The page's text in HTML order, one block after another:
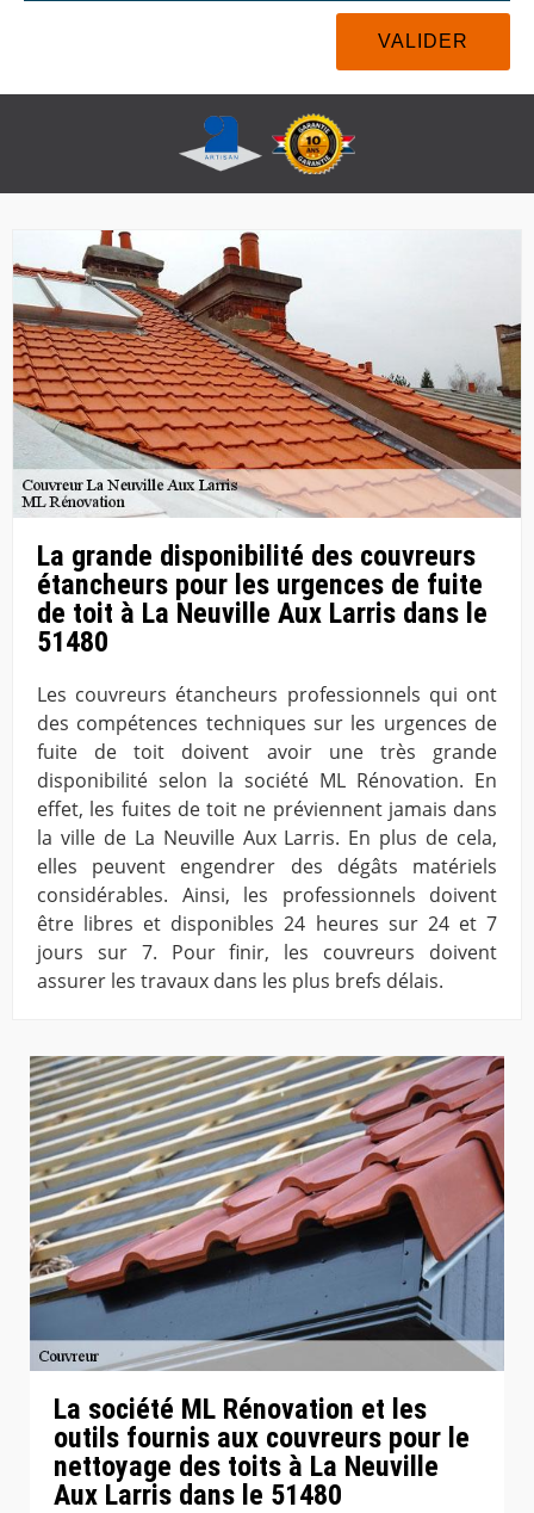
La grande disponibilité des couvreurs
étancheurs pour les urgences de fuite
de toit à La Neuville Aux Larris dans le
51480
Les couvreurs étancheurs professionnels qui ont
des compétences techniques sur les urgences de
fuite de toit doivent avoir une très grande
disponibilité selon la société ML Rénovation. En
effet, les fuites de toit ne préviennent jamais dans
la ville de La Neuville Aux Larris. En plus de cela,
elles peuvent engendrer des dégâts matériels
considérables. Ainsi, les professionnels doivent
être libres et disponibles 24 heures sur 24 et 7
jours sur 7. Pour finir, les couvreurs doivent
assurer les travaux dans les plus brefs délais.
La société ML Rénovation et les
outils fournis aux couvreurs pour le
nettoyage des toits à La Neuville
Aux Larris dans le 51480